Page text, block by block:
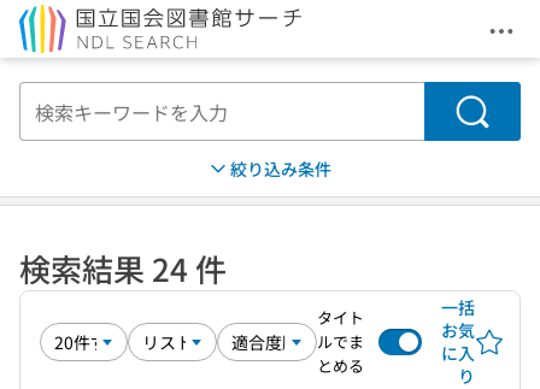
メ
検索
絞り込み条件
検索結果 24 件
タイト
ルでま
とめる
一括
お気
に入
り